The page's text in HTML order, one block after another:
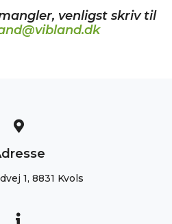
venligst skriv til
1, 8831 Kvols